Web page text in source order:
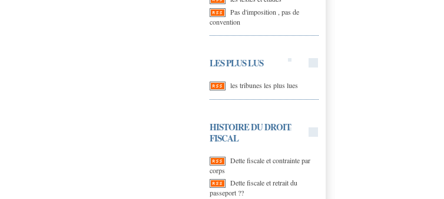
Pas d'imposition , pas de
convention
LES PLUS LUS
les tribunes les plus lues
HISTOIRE DU DROIT
FISCAL
Dette fiscale et contrainte par
corps
Dette fiscale et retrait du
passeport ??